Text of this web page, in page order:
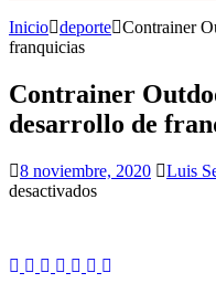
Inicio deporte Contrainer
franquicias
Contrainer
desarrollo de
8 noviembre, 2020 Luis
desactivadosen
comienza